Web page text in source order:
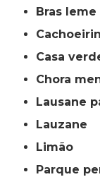
bras leme
casa
chora
lausane
lauzane
limão
parque